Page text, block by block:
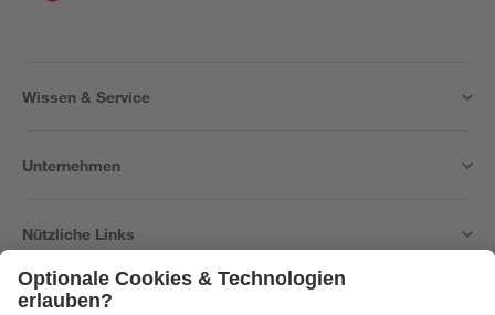
Wissen & Service
Unternehmen
Nützliche Links